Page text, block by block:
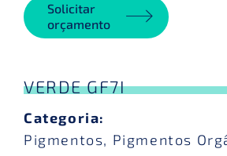
Solicitar
orçamento
VERDE GF7I
Categoria:
Pigmentos, Pigmentos